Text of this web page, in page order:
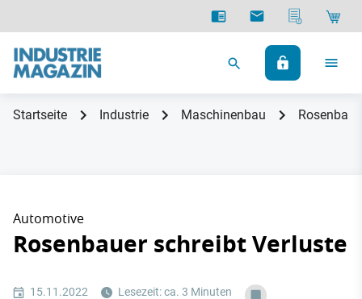
Startseite Industrie Maschinenbau
Automotive
Rosenbauer schreibt Verluste
15.11.2022 Lesezeit: ca. 3 Minuten